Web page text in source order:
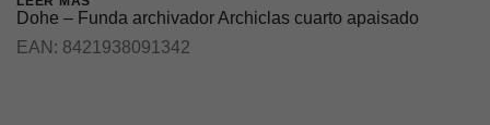
Dohe – Funda archivador Archiclas cuarto apaisado
EAN: 8421938091342